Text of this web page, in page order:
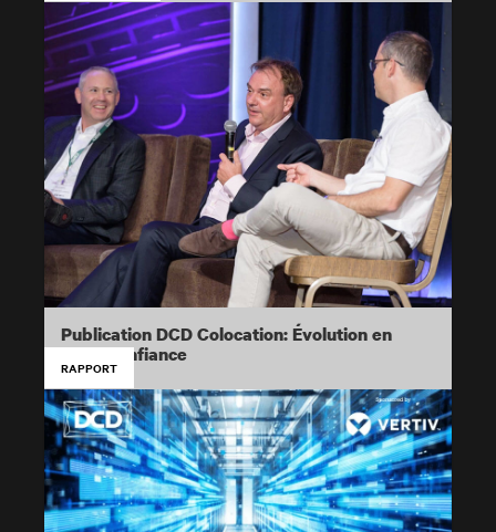
Publication DCD Colocation: Évolution en
toute confiance
RAPPORT